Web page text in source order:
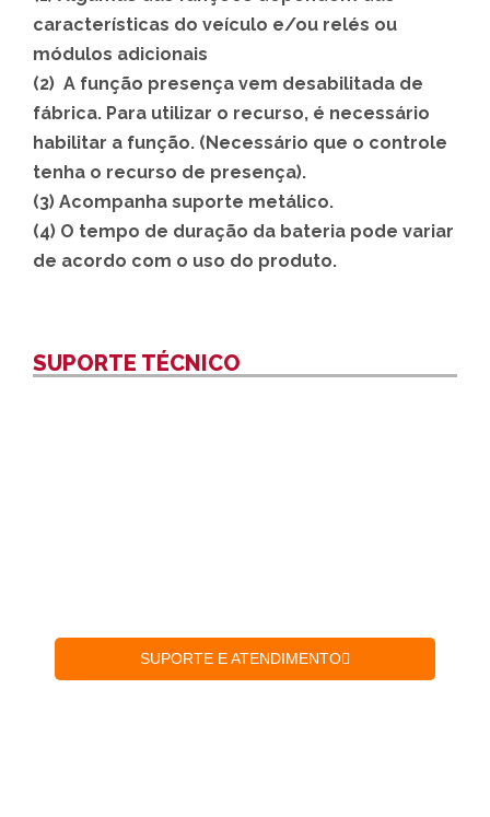
características do veículo e/ou relés ou
módulos adicionais
(2) A função presença vem desabilitada de
fábrica. Para utilizar o recurso, é necessário
habilitar a função. (Necessário que o controle
tenha o recurso de presença).
(3) Acompanha suporte metálico.
(4) O tempo de duração da bateria pode variar
de acordo com o uso do produto.
SUPORTE TÉCNICO
SUPORTE E ATENDIMENTO